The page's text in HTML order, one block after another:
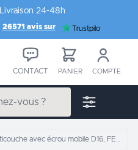
Livraison 24-48h
26571 avis sur Trustpilot
CONTACT PANIER COMPTE